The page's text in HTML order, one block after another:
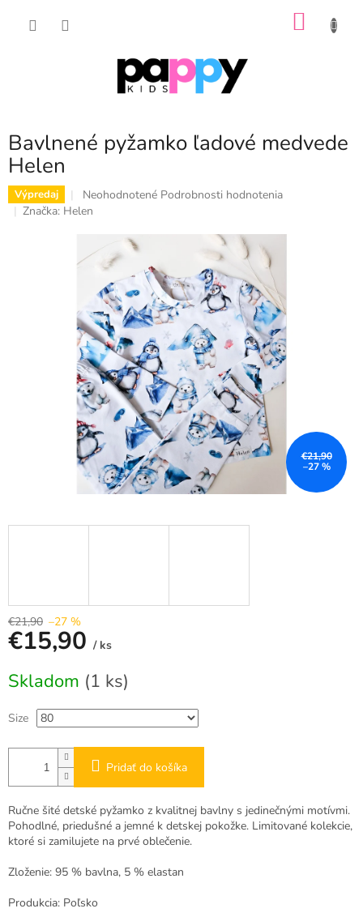
Bavlnené pyžamko ľadové medvede
Helen
Výpredaj
Priemerné
hodnotenie
0,0
hviezdičiek.
Neohodnotené Podrobnosti hodnotenia
Značka: Helen
€21,90
–27 %
€21,90 –27 %
€15,90 / ks
cena:
Skladom (1 ks)
Size
Pridať do košíka
Ručne šité detské pyžamko z kvalitnej bavlny s jedinečnými motívmi.
Pohodlné, priedušné a jemné k detskej pokožke. Limitované kolekcie,
ktoré si zamilujete na prvé oblečenie.
Zloženie: 95 % bavlna, 5 % elastan
Produkcia: Poľsko